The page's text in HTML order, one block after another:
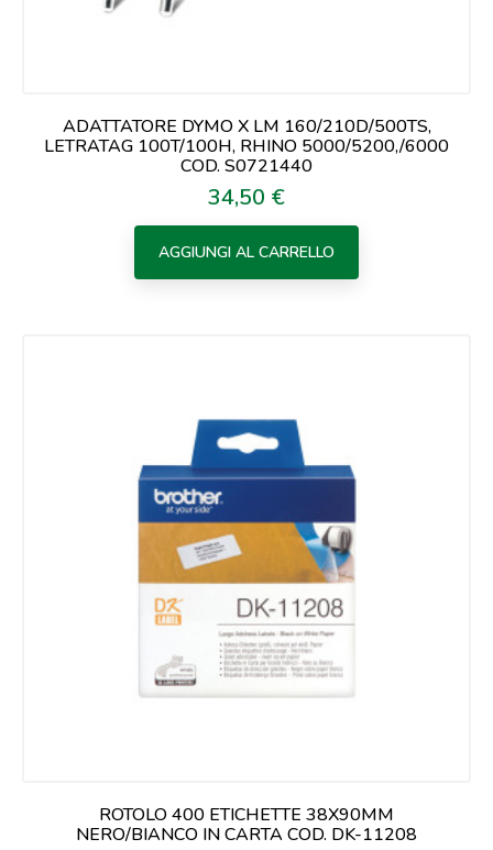
ADATTATORE DYMO X LM 160/210D/500TS,
LETRATAG 100T/100H, RHINO 5000/5200,/6000
COD. S0721440
Prezzo
34,50 €
AGGIUNGI AL CARRELLO
ROTOLO 400 ETICHETTE 38X90MM
NERO/BIANCO IN CARTA COD. DK-11208